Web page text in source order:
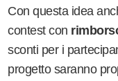
Con questa idea
contest con
sconti per i
progetto saranno